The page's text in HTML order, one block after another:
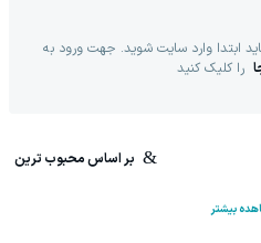
ابتدا وارد سایت شوید. جهت ورود به
را کلیک کنید
بر اساس محبوب ترین
بیشتر